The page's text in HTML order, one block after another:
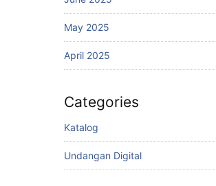
May 2025
April 2025
Categories
Katalog
Undangan Digital